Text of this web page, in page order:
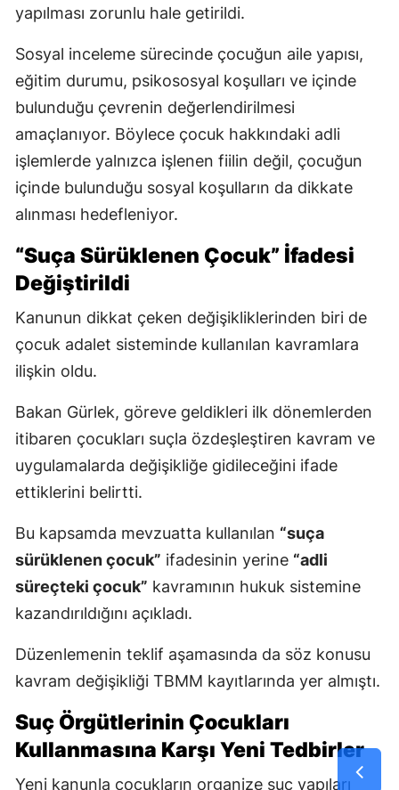
yapılması zorunlu hale getirildi.
Sosyal inceleme sürecinde çocuğun aile yapısı,
eğitim durumu, psikososyal koşulları ve içinde
bulunduğu çevrenin değerlendirilmesi
amaçlanıyor. Böylece çocuk hakkındaki adli
işlemlerde yalnızca işlenen fiilin değil, çocuğun
içinde bulunduğu sosyal koşulların da dikkate
alınması hedefleniyor.
“Suça Sürüklenen Çocuk” İfadesi
Değiştirildi
Kanunun dikkat çeken değişikliklerinden biri de
çocuk adalet sisteminde kullanılan kavramlara
ilişkin oldu.
Bakan Gürlek, göreve geldikleri ilk dönemlerden
itibaren çocukları suçla özdeşleştiren kavram ve
uygulamalarda değişikliğe gidileceğini ifade
ettiklerini belirtti.
Bu kapsamda mevzuatta kullanılan “suça
sürüklenen çocuk” ifadesinin yerine “adli
süreçteki çocuk” kavramının hukuk sistemine
kazandırıldığını açıkladı.
Düzenlemenin teklif aşamasında da söz konusu
kavram değişikliği TBMM kayıtlarında yer almıştı.
Suç Örgütlerinin Çocukları
Kullanmasına Karşı Yeni Tedbirler
Yeni kanunla çocukların organize suç yapıları